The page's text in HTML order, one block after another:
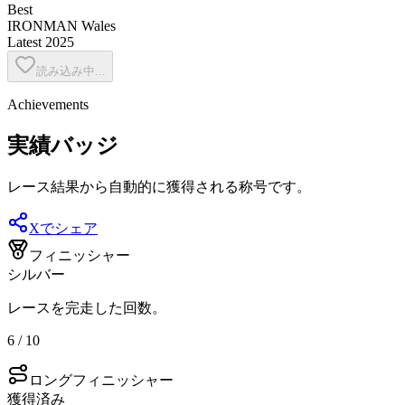
Best
IRONMAN Wales
Latest 2025
読み込み中...
Achievements
実績バッジ
レース結果から自動的に獲得される称号です。
Xでシェア
フィニッシャー
シルバー
レースを完走した回数。
6 / 10
ロングフィニッシャー
獲得済み